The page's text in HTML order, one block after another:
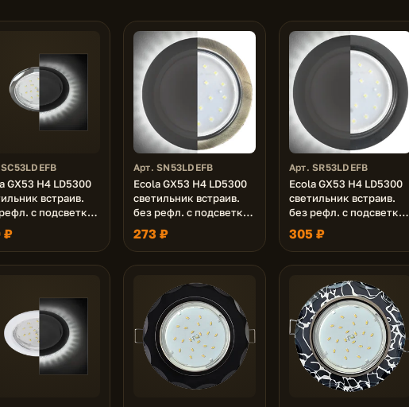
GX53 H4 LD5300
встраив.
с подсветкой
48x106 (к+)
₽
Арт. SN53LDEFB
Ecola GX53 H4 LD5300
светильник встраив.
без рефл. с подсветкой
Черненая бронза
48x106 (к+)
273 ₽
Арт. SR53LDEFB
Ecola GX53 H4 LD5300
светильник встраив.
без рефл. с подсветкой
Черный матовый
48x106 (к+)
305 ₽